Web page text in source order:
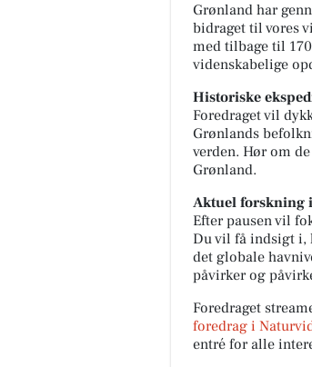
Grønland har
bidraget til vores
med tilbage til
videnskabelige
Historiske
Foredraget vil
Grønlands
verden. Hør om
Grønland.
Aktuel forskning
Efter pausen vil
Du vil få indsigt i,
det globale
påvirker og
Foredraget
foredrag i
entré for alle